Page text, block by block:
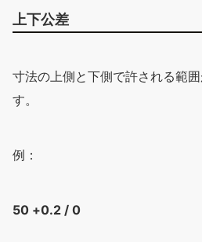
上下公差
寸法の上側と下側で許される範
す。
例：
50 +0.2 / 0